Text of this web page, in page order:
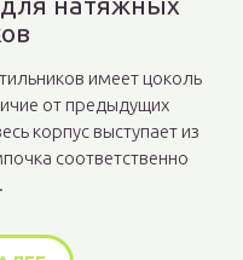
имеет цоколь
от предыдущих
корпус выступает из
соответственно